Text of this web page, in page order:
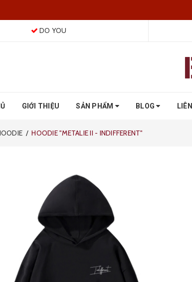
DO YOU
GIỚI THIỆU SẢN PHẨM BLOG
/ HOODIE "METALIE II - INDIFFERENT"